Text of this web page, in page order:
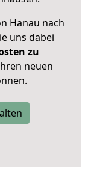
Hanau nach
uns dabei
zu
neuen